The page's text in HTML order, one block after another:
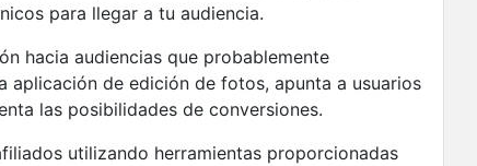
para llegar a tu audiencia.
hacia audiencias que probablemente
aplicación de edición de fotos, apunta a usuarios
las posibilidades de conversiones.
utilizando herramientas proporcionadas